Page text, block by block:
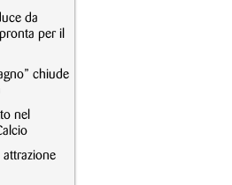
da
per il
chiude
nel
attrazione